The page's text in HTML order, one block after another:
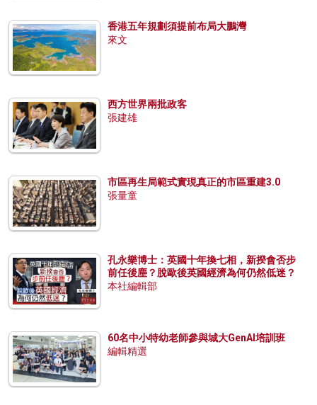
香港五年規劃須提前布局大鵬灣
來文
西方世界兩批政客
張建雄
市區再生局範式實現真正的市區重建3.0
張量童
孔永樂博士：英國十年換七相，新揆會否步
前任後塵？脫歐後英國經濟為何仍然低迷？
本社編輯部
60名中小特幼老師參與城大GenAI培訓班
編輯精選